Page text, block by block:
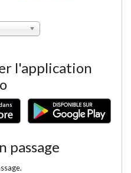
l'application
passage